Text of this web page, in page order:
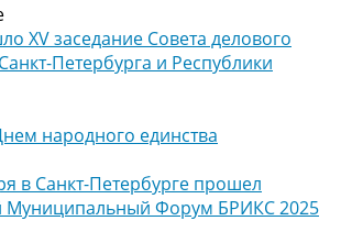
XV заседание Совета делового
Петербурга и Республики
народного единства
в Санкт-Петербурге прошел
Форум БРИКС 2025